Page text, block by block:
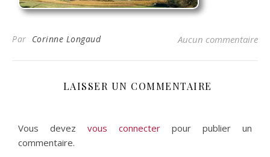
Par Corinne Longaud Aucun commentaire
LAISSER UN COMMENTAIRE
Vous devez vous connecter pour publier un
commentaire.